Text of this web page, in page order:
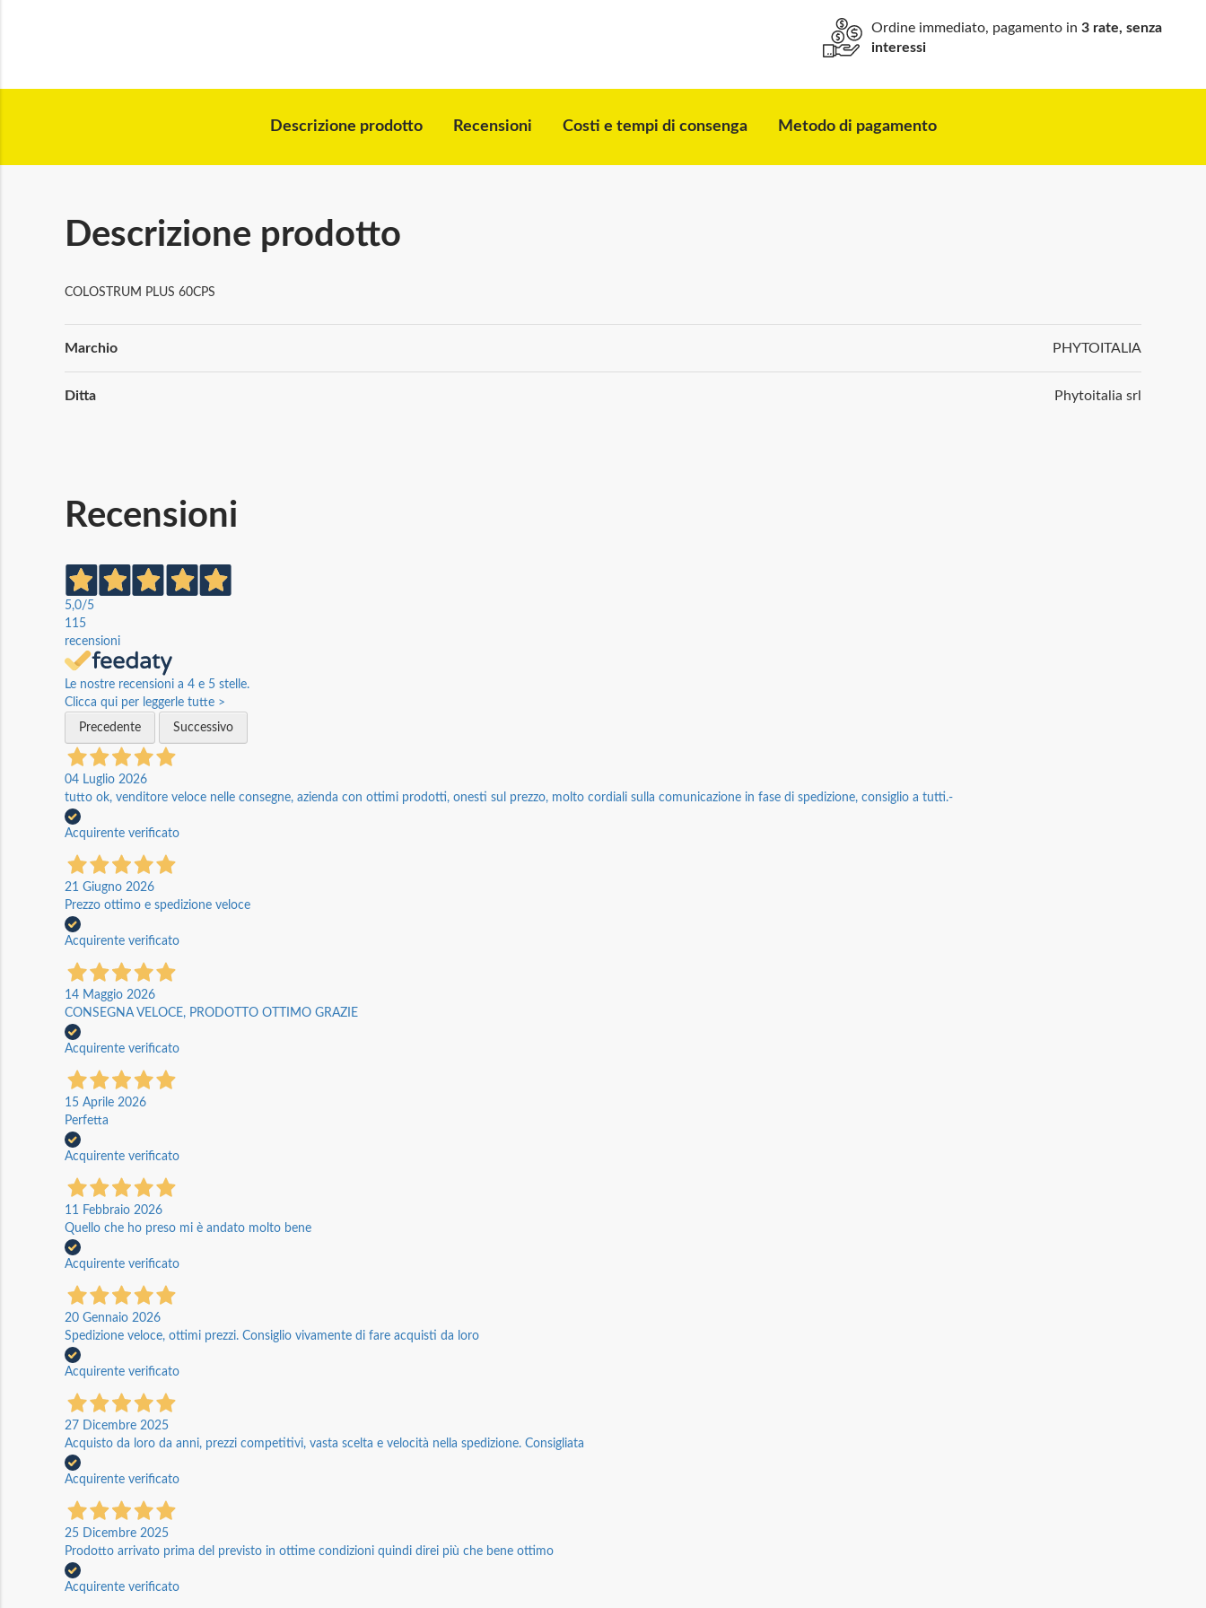
Ordine immediato, pagamento in3 rate, senza
interessi
Descrizione prodotto Recensioni Costi e tempi di consenga Metodo di pagamento
Descrizione prodotto
COLOSTRUM PLUS 60CPS
Informazioni
Marchio PHYTOITALIA
Ditta Phytoitalia srl
Recensioni
5,0/5
115
recensioni
Le nostre recensioni a 4 e 5 stelle.
Clicca qui per leggerle tutte >
Precedente
Successivo
04 Luglio 2026
tutto ok, venditore veloce nelle consegne, azienda con ottimi prodotti, onesti sul prezzo, molto cordiali sulla comunicazione in fase di spedizione, consiglio a tutti.-
Acquirente verificato
21 Giugno 2026
Prezzo ottimo e spedizione veloce
Acquirente verificato
14 Maggio 2026
CONSEGNA VELOCE, PRODOTTO OTTIMO GRAZIE
Acquirente verificato
15 Aprile 2026
Perfetta
Acquirente verificato
11 Febbraio 2026
Quello che ho preso mi è andato molto bene
Acquirente verificato
20 Gennaio 2026
Spedizione veloce, ottimi prezzi. Consiglio vivamente di fare acquisti da loro
Acquirente verificato
27 Dicembre 2025
Acquisto da loro da anni, prezzi competitivi, vasta scelta e velocità nella spedizione. Consigliata
Acquirente verificato
25 Dicembre 2025
Prodotto arrivato prima del previsto in ottime condizioni quindi direi più che bene ottimo
Acquirente verificato